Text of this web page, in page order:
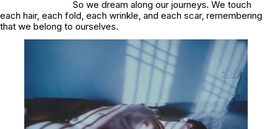
So we dream along our journeys. We touch
each hair, each fold, each wrinkle, and each scar, remembering
that we belong to ourselves.